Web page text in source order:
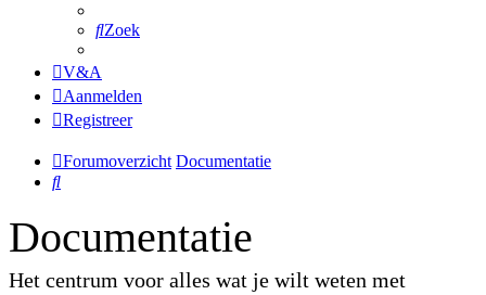
Zoek
V&A
Aanmelden
Registreer
Forumoverzicht Documentatie
Zoek
Documentatie
Het centrum voor alles wat je wilt weten met